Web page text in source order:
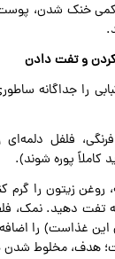
خنک شدن، پوست
و تفت دادن
را جداگانه
فلفل
کاملاً پوره شوند).
روغن زیتون را گرم
حدود ۲ دقیقه تفت دهید.
این غذاست) را
هدف، مخلوط